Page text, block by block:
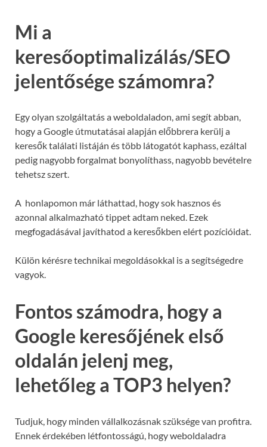
Mi a
keresőoptimalizálás/SEO
jelentősége számomra?
Egy olyan szolgáltatás a weboldaladon, ami segít abban,
hogy a Google útmutatásai alapján előbbrera kerülj a
keresők találati listáján és több látogatót kaphass, ezáltal
pedig nagyobb forgalmat bonyolíthass, nagyobb bevételre
tehetsz szert.
A honlapomon már láthattad, hogy sok hasznos és
azonnal alkalmazható tippet adtam neked. Ezek
megfogadásával javíthatod a keresőkben elért pozícióidat.
Külön kérésre technikai megoldásokkal is a segítségedre
vagyok.
Fontos számodra, hogy a
Google keresőjének első
oldalán jelenj meg,
lehetőleg a TOP3 helyen?
Tudjuk, hogy minden vállalkozásnak szüksége van profitra.
Ennek érdekében létfontosságú, hogy weboldaladra